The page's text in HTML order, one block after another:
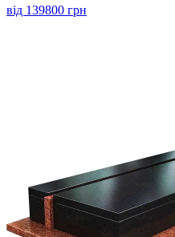
від 139800 грн